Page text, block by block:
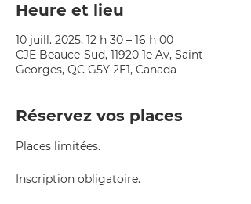
Heure et lieu
10 juill. 2025, 12 h 30 – 16 h 00
CJE Beauce-Sud, 11920 1e Av, Saint-
Georges, QC G5Y 2E1, Canada
Réservez vos places
Places limitées.
Inscription obligatoire.